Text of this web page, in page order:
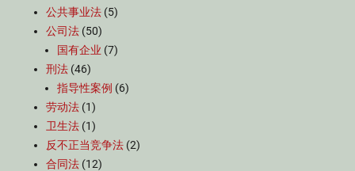
公共事业法 (5)
公司法 (50)
国有企业 (7)
刑法 (46)
指导性案例 (6)
劳动法 (1)
卫生法 (1)
反不正当竞争法 (2)
合同法 (12)